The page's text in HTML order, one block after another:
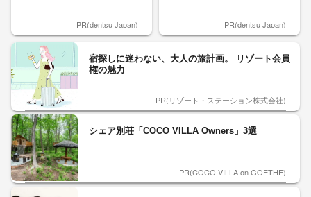
PR(dentsu Japan) PR(dentsu Japan)
宿探しに迷わない、大人の旅計画。 リゾート会員
権の魅力
PR(リゾート・ステーション株式会社)
シェア別荘「COCO VILLA Owners」3選
PR(COCO VILLA on GOETHE)